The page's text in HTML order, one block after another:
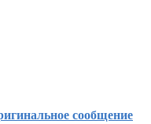
сообщение